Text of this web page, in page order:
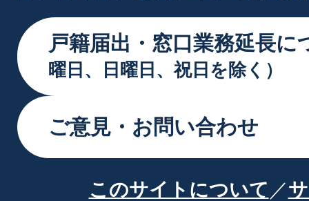
戸籍届出・窓口業務延長に
曜日、日曜日、祝日を除く）
ご意見・お問い合わせ
このサイトについて